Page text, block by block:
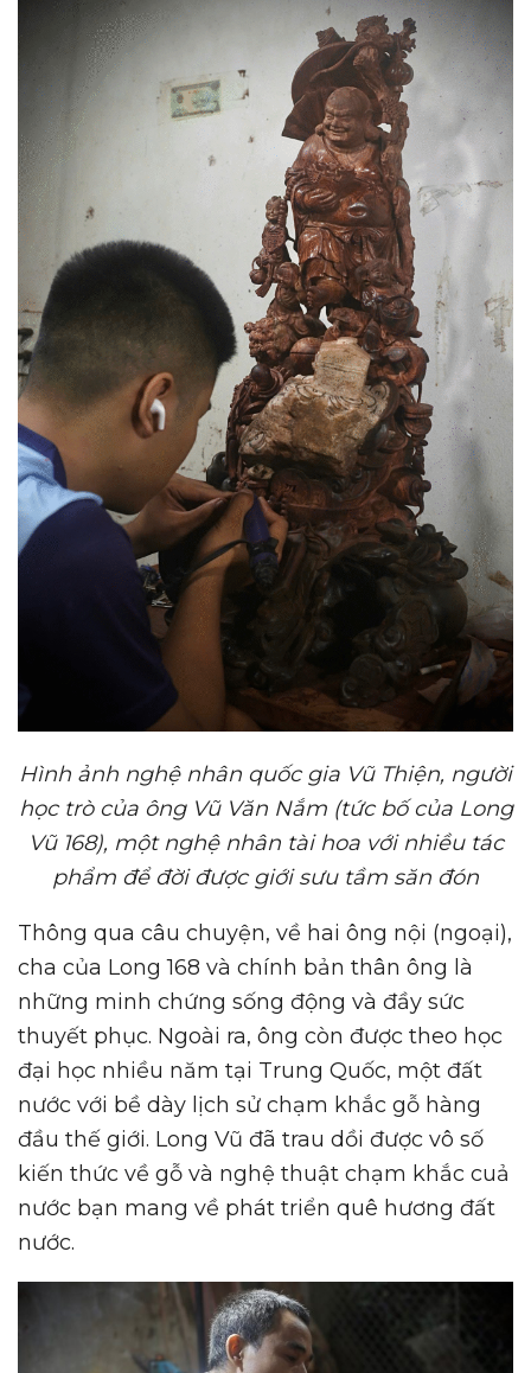
Hình ảnh nghệ nhân quốc gia Vũ Thiện, người
học trò của ông Vũ Văn Nắm (tức bố của Long
Vũ 168), một nghệ nhân tài hoa với nhiều tác
phẩm để đời được giới sưu tầm săn đón
Thông qua câu chuyện, về hai ông nội (ngoại),
cha của Long 168 và chính bản thân ông là
những minh chứng sống động và đầy sức
thuyết phục. Ngoài ra, ông còn được theo học
đại học nhiều năm tại Trung Quốc, một đất
nước với bề dày lịch sử chạm khắc gỗ hàng
đầu thế giới. Long Vũ đã trau dồi được vô số
kiến thức về gỗ và nghệ thuật chạm khắc cuả
nước bạn mang về phát triển quê hương đất
nước.